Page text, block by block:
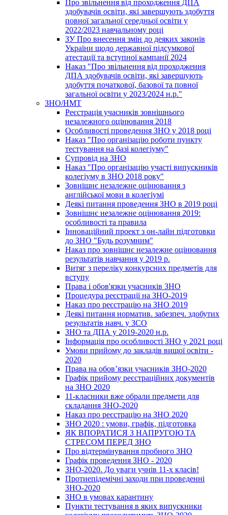
Про звільнення від проходження ДПА
здобувачів освіти, які завершують здобуття
повної загальної середньої освіти у
2022/2023 навчальному році
ЗУ Про внесення змін до деяких законів
України щодо державної підсумкової
атестації та вступної кампанії 2024
Наказ "Про звільнення від проходження
ДПА здобувачів освіти, які завершують
здобуття початкової, базової та повної
загальної освіти у 2023/2024 н.р."
ЗНО/НМТ
Реєстрація учасників зовнішнього
незалежного оцінювання 2018
Особливості проведення ЗНО у 2018 році
Наказ "Про організацію роботи пункту
тестування на базі колегіуму"
Супровід на ЗНО
Наказ "Про організацію участі випускників
колегіуму в ЗНО 2018 року"
Зовнішнє незалежне оцінювання з
англійської мови в колегіумі
Деякі питання проведення ЗНО в 2019 році
Зовнішнє незалежне оцінювання 2019:
особливості та правила
Інноваційний проект з он-лайн підготовки
до ЗНО "Будь розумним"
Наказ про зовнішнє незалежне оцінювання
результатів навчання у 2019 р.
Витяг з переліку конкурсних предметів для
вступу
Права і обов'язки учасників ЗНО
Процедура реєстрації на ЗНО-2019
Наказ про реєстрацію на ЗНО 2019
Деякі питання норматив. забезпеч. здобутих
результатів навч. у ЗСО
ЗНО та ДПА у 2019-2020 н.р.
Інформація про особливості ЗНО у 2021 році
Умови прийому до закладів вищої освіти -
2020
Права на обов’язки учасників ЗНО-2020
Графік прийому реєстраційних документів
на ЗНО 2020
11-класники вже обрали предмети для
складання ЗНО-2020
Наказ про реєстрацію на ЗНО 2020
ЗНО 2020 : умови, графік, підготовка
ЯК ВПОРАТИСЯ З НАПРУГОЮ ТА
СТРЕСОМ ПЕРЕД ЗНО
Про відтермінування пробного ЗНО
Графік проведення ЗНО - 2020
ЗНО-2020. До уваги учнів 11-х класів!
Протиепідемічні заходи при проведенні
ЗНО-2020
ЗНО в умовах карантину
Пункти тестування в яких випускники